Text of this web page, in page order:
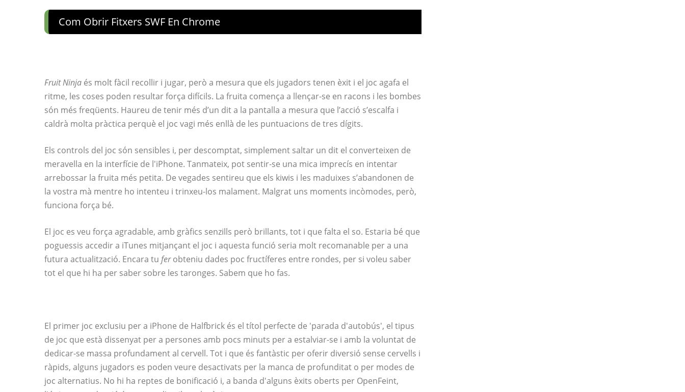
Com Obrir Fitxers SWF En Chrome
Fruit Ninja és molt fàcil recollir i jugar, però a mesura que els jugadors tenen èxit i el joc agafa el
ritme, les coses poden resultar força difícils. La fruita comença a llençar-se en racons i les bombes
són més freqüents. Haureu de tenir més d’un dit a la pantalla a mesura que l’acció s’escalfa i
caldrà molta pràctica perquè el joc vagi més enllà de les puntuacions de tres dígits.
Els controls del joc són sensibles i, per descomptat, simplement saltar un dit el converteixen de
meravella en la interfície de l'iPhone. Tanmateix, pot sentir-se una mica imprecís en intentar
arrebossar la fruita més petita. De vegades sentireu que els kiwis i les maduixes s’abandonen de
la vostra mà mentre ho intenteu i trinxeu-los malament. Malgrat uns moments incòmodes, però,
funciona força bé.
El joc es veu força agradable, amb gràfics senzills però brillants, tot i que falta el so. Estaria bé que
poguessis accedir a iTunes mitjançant el joc i aquesta funció seria molt recomanable per a una
futura actualització. Encara tu ferobteniu dades poc fructíferes entre rondes, per si voleu saber
tot el que hi ha per saber sobre les taronges. Sabem que ho fas.
El primer joc exclusiu per a iPhone de Halfbrick és el títol perfecte de 'parada d'autobús', el tipus
de joc que està dissenyat per a persones amb pocs minuts per a estalviar-se i amb la voluntat de
dedicar-se massa profundament al cervell. Tot i que és fantàstic per oferir diversió sense cervells i
ràpids, alguns jugadors es poden veure desactivats per la manca de profunditat o per modes de
joc alternatius. No hi ha reptes de bonificació i, a banda d'alguns èxits oberts per OpenFeint,